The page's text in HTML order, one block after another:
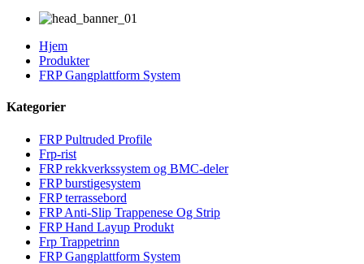
Hjem
Produkter
FRP Gangplattform System
Kategorier
FRP Pultruded Profile
Frp-rist
FRP rekkverkssystem og BMC-deler
FRP burstigesystem
FRP terrassebord
FRP Anti-Slip Trappenese Og Strip
FRP Hand Layup Produkt
Frp Trappetrinn
FRP Gangplattform System